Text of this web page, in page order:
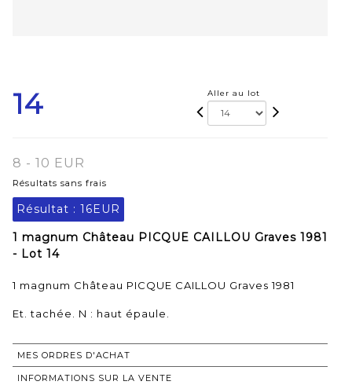
14 Aller au lot
8 - 10 EUR
Résultats sans frais
Résultat : 16EUR
1 magnum Château PICQUE CAILLOU Graves 1981
- Lot 14
1 magnum Château PICQUE CAILLOU Graves 1981
Et. tachée. N : haut épaule.
MES ORDRES D'ACHAT
INFORMATIONS SUR LA VENTE